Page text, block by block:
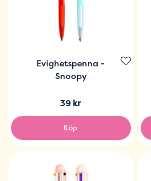
Evighetspenna -
Snoopy
39 kr
Köp